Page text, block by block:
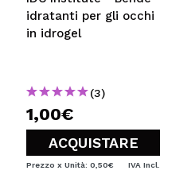
idratanti per gli occhi
in idrogel
(3)
1,00€
ACQUISTARE
Prezzo x Unità: 0,50€ IVA Incl.